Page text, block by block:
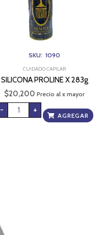
SKU: 1090
CUIDADO CAPILAR
SILICONA PROLINE X 283g
$20,200 Precio al x mayor
- +
AGREGAR